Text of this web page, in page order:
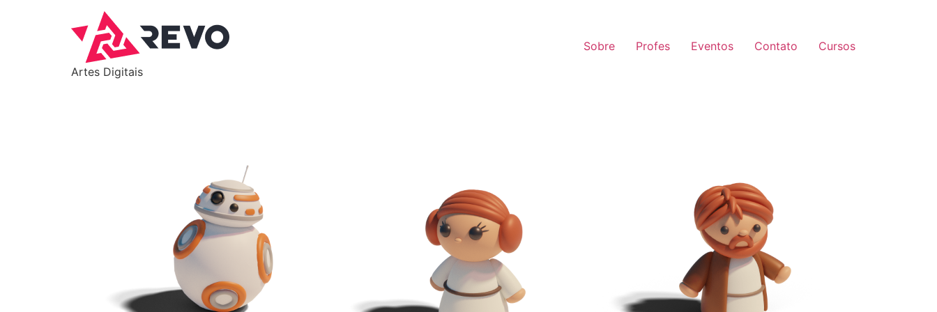
Artes Digitais
Sobre Profes Eventos Contato Cursos